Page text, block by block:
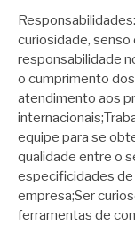
curiosidade, senso
responsabilidade
o cumprimento
atendimento aos
equipe para se
qualidade entre o
especificidades de
empresa;Ser
ferramentas de